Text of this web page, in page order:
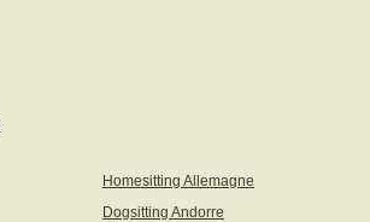
Homesitting Allemagne
Dogsitting Andorre